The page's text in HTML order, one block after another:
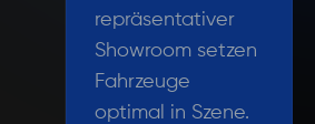
repräsentativer
Showroom setzen
Fahrzeuge
optimal in Szene.